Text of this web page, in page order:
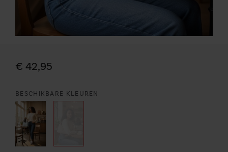
€ 42,95
BESCHIKBARE KLEUREN